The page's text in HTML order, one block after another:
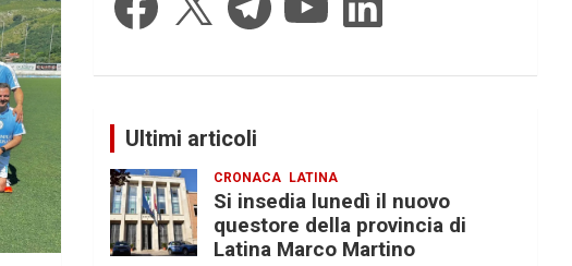
Ultimi articoli
CRONACA LATINA
Si insedia lunedì il nuovo
questore della provincia di
Latina Marco Martino